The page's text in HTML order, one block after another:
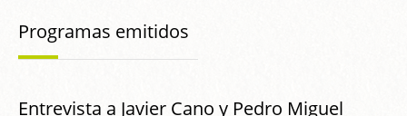
Programas emitidos
Entrevista a Javier Cano y Pedro Miguel